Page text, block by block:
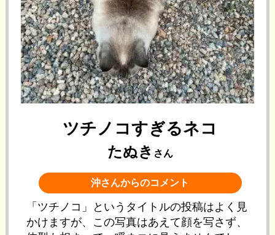
ツチノコすぎるネコ
たぬき さん
沖さんからのコメント
「ツチノコ」というタイトルの投稿はよく見
かけますが、この写真はあえて顔を写さず、